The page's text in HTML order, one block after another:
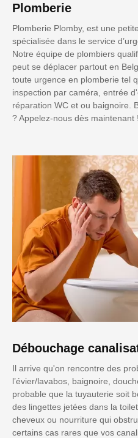
Plomberie
Plomberie Plomby, est une
spécialisée dans le service
Notre équipe de plombiers
peut se déplacer partout en
toute urgence en plomberie tel
inspection par caméra, entrée
réparation WC et ou baignoire.
? Appelez-nous dès maintenant
Débouchage
Il arrive qu'on rencontre des
l’évier/lavabos, baignoire,
probable que la tuyauterie soit
des lingettes jetées dans la
cheveux ou nourriture qui
certains cas rares que vos